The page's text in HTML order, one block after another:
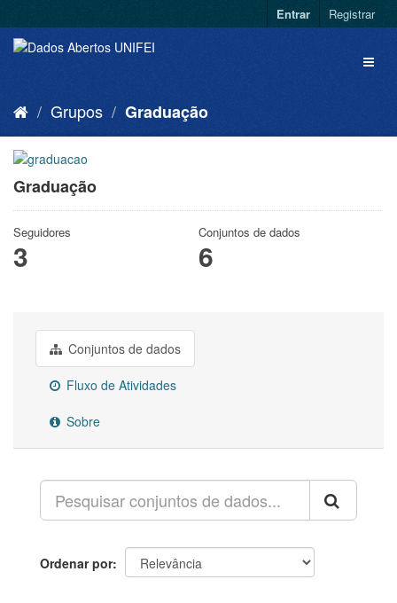
Entrar Registrar
Grupos Graduação
Graduação
Seguidores
3
Conjuntos de dados
6
Conjuntos de dados
Fluxo de Atividades
Sobre
Ordenar por